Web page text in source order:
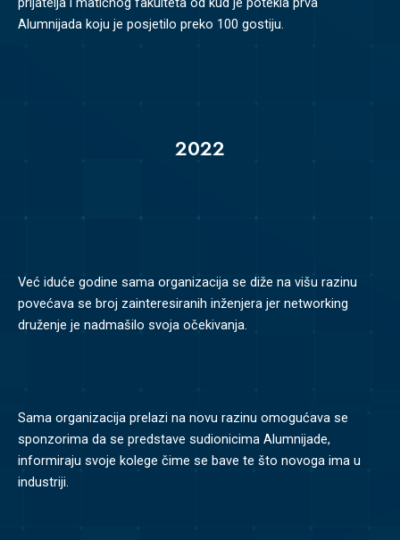
Alumnijada koju je posjetilo preko 100 gostiju.
2022
Već iduće godine sama organizacija se diže na višu razinu
povećava se broj zainteresiranih inženjera jer networking
druženje je nadmašilo svoja očekivanja.
Sama organizacija prelazi na novu razinu omogućava se
sponzorima da se predstave sudionicima Alumnijade,
informiraju svoje kolege čime se bave te što novoga ima u
industriji.